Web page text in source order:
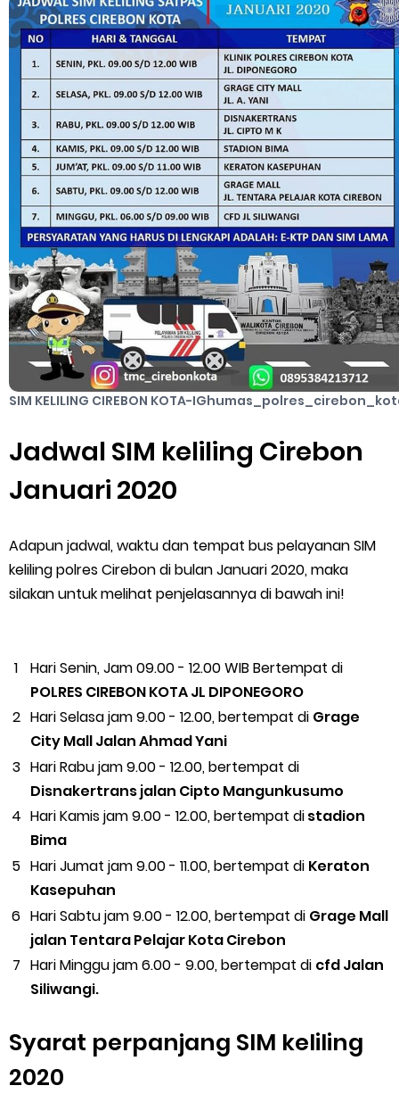
Server Gojek Terbaru dan IP Server GoPartner Gojek
Friday, 7 August
SIM KELILING CIREBON KOTA-
Jadwal SIM keliling Cirebon
Januari 2020
Adapun jadwal, waktu dan tempat bus pelayanan SIM
keliling polres Cirebon di bulan Januari 2020, maka
silakan untuk melihat penjelasannya di bawah ini!
Hari Senin, Jam 09.00 - 12.00 WIB Bertempat di
POLRES CIREBON KOTA JL DIPONEGORO
Hari Selasa jam 9.00 - 12.00, bertempat di Grage
City Mall Jalan Ahmad Yani
Hari Rabu jam 9.00 - 12.00, bertempat di
Disnakertrans jalan Cipto Mangunkusumo
Hari Kamis jam 9.00 - 12.00, bertempat distadion
Bima
Hari Jumat jam 9.00 - 11.00, bertempat di Keraton
Kasepuhan
Hari Sabtu jam 9.00 - 12.00, bertempat di Grage Mall
jalan Tentara Pelajar Kota Cirebon
Hari Minggu jam 6.00 - 9.00, bertempat di cfd Jalan
Siliwangi.
Syarat perpanjang SIM keliling
2020